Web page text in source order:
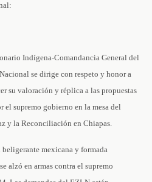
Indígena-Comandancia General del
se dirige con respeto y honor a
su valoración y réplica a las propuestas
el supremo gobierno en la mesa del
y la Reconciliación en Chiapas.
mexicana y formada
alzó en armas contra el supremo